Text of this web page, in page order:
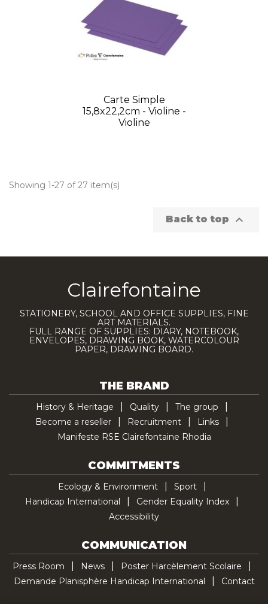
Carte Simple
15,8x22,2cm - Violine -
Violine
Showing 1-27 of 27 item(s)
Back to top 
Clairefontaine
STATIONERY, SCHOOL AND OFFICE SUPPLIES, FINE
ART MATERIALS.
FULL RANGE OF SUPPLIES: DIARY, NOTEBOOK,
ENVELOPES, DRAWING BOOK, WATERCOLOUR
PAPER, DRAWING BOARD.
THE BRAND
History & Heritage Quality
The group
Become a reseller
Recruitment
Links
Manifeste RSE Clairefontaine Rhodia
COMMITMENTS
Ecology & Environment
Sport
Handicap International
Gender Equality Index
Accessibility
COMMUNICATION
Press Room News
Poster Harcèlement Scolaire
Demande Planisphère Handicap International
Contact